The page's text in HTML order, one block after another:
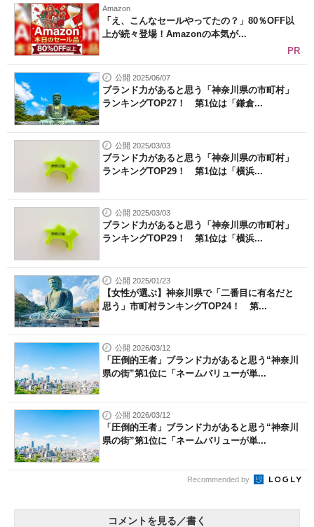
電子設計の基本と応用
エネルギーの専門メディア
建設×テクノロジーの最前線
ちょっと気になるネットの話題
Amazon
「え、こんなセールやってたの？」80％OFF以
上が続々登場！Amazonの本気が...
PR
公開 2025/06/07
ブランド力があると思う「神奈川県の市町村」
ランキングTOP27！ 第1位は「鎌倉...
公開 2025/03/03
ブランド力があると思う「神奈川県の市町村」
ランキングTOP29！ 第1位は「横浜...
公開 2025/03/03
ブランド力があると思う「神奈川県の市町村」
ランキングTOP29！ 第1位は「横浜...
公開 2025/01/23
【女性が選ぶ】神奈川県で「二番目に有名だと
思う」市町村ランキングTOP24！ 第...
公開 2026/03/12
「圧倒的王者」ブランド力があると思う“神奈川
県の街”第1位に「ネームバリューが単...
公開 2026/03/12
「圧倒的王者」ブランド力があると思う“神奈川
県の街”第1位に「ネームバリューが単...
Recommended by
コメントを見る／書く